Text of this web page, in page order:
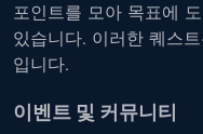
포인트를 모아 목표에
있습니다. 이러한 퀘스
입니다.
이벤트 및 커뮤니티